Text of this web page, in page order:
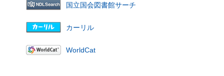
国立国会図書館サーチ
カーリル
WorldCat